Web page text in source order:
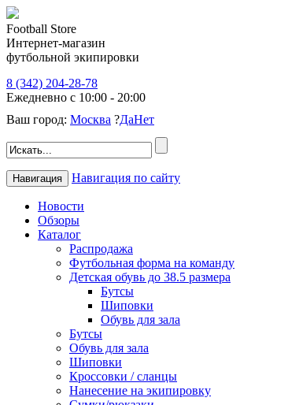
Football Store
Интернет-магазин
футбольной экипировки
8 (342) 204-28-78
Ежедневно с 10:00 - 20:00
Ваш город: Москва ?ДаНет
Навигация Навигация по сайту
Новости
Обзоры
Каталог
Распродажа
Футбольная форма на команду
Детская обувь до 38.5 размера
Бутсы
Шиповки
Обувь для зала
Бутсы
Обувь для зала
Шиповки
Кроссовки / сланцы
Нанесение на экипировку